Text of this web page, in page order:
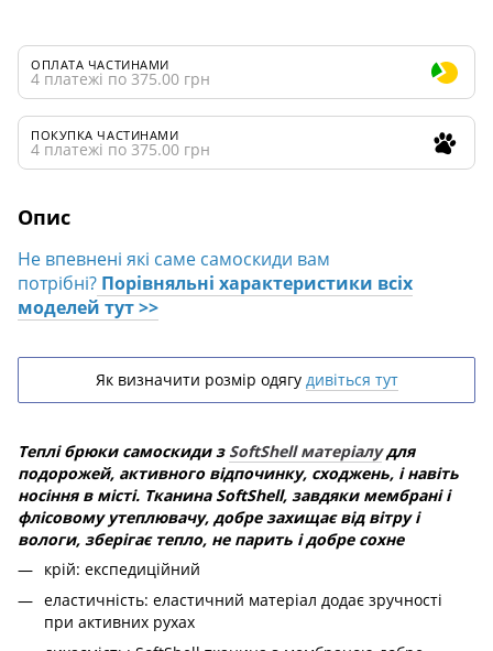
ОПЛАТА ЧАСТИНАМИ
4 платежі по 375.00 грн
ПОКУПКА ЧАСТИНАМИ
4 платежі по 375.00 грн
Опис
Не впевнені які саме самоскиди вам
потрібні? Порівняльні характеристики всіх
моделей тут >>
Як визначити розмір одягу дивіться тут
Теплі брюки самоскиди з SoftShell матеріалудля
подорожей, активного відпочинку, сходжень, і навіть
носіння в місті. Тканина SoftShell, завдяки мембрані і
флісовому утеплювачу, добре захищає від вітру і
вологи, зберігає тепло, не парить і добре сохне
крій: експедиційний
еластичність: еластичний матеріал додає зручності
при активних рухах